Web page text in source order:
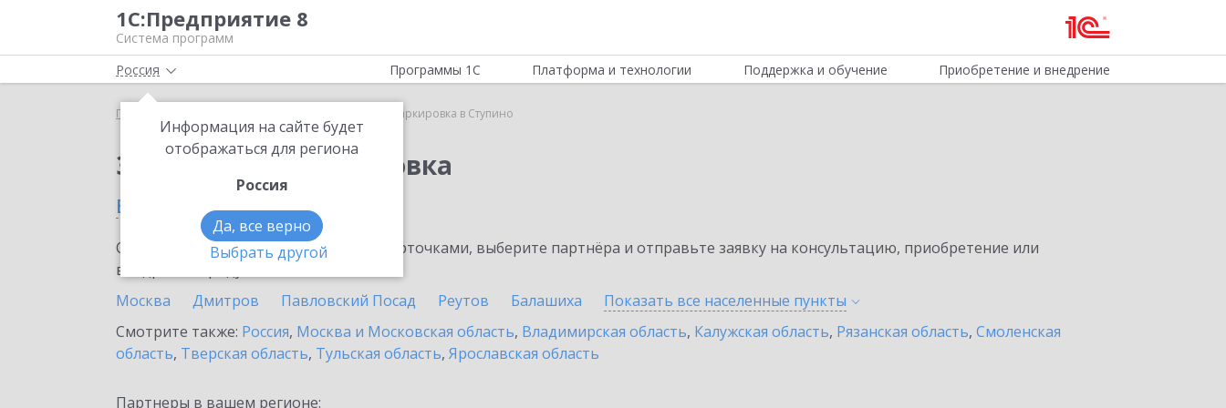
1С:Предприятие 8
Система программ
Россия
Информация на сайте будет
отображаться для региона
Россия
Да, все верно
Выбрать другой
Программы 1С Платформа и технологии Поддержка и обучение Приобретение и внедрение
Главная 1С:Маркировка в Ступино
Заказать 1С:Маркировка
в Ступино
Ознакомьтесь с информационными карточками, выберите партнёра и отправьте заявку на консультацию, приобретение или
внедрение продукта.
Москва
Дмитров Павловский Посад Реутов Балашиха Показать все населенные пункты
Смотрите также: Россия, Москва и Московская область, Владимирская область, Калужская область, Рязанская область, Смоленская
область, Тверская область, Тульская область, Ярославская область
Партнеры в вашем регионе: